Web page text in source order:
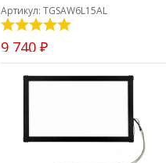
Артикул: TGSAW6L15AL
9 740 ₽